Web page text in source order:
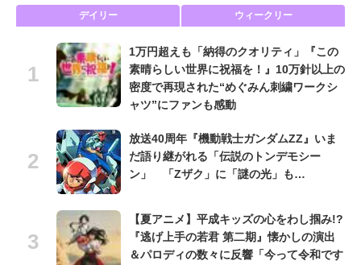
デイリー ウィークリー
1万円超えも「納得のクオリティ」『この
素晴らしい世界に祝福を！』10万針以上の
密度で再現された“めぐみん刺繍ワークシ
ャツ”にファンも感動
放送40周年『機動戦士ガンダムZZ』いま
だ語り継がれる「伝説のトンデモシー
ン」 「Zザク」に「謎の光」も…
【夏アニメ】平成キッズの心をわし掴み!?
『逃げ上手の若君 第二期』懐かしの演出
＆パロディの数々に反響「今って令和です